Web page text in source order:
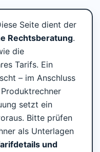
Seite dient der
Rechtsberatung.
die
Tarifs. Ein
– im Anschluss
setzt ein
Bitte prüfen
als Unterlagen
und